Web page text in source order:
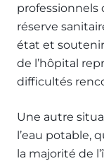
professionnels
réserve
état et soutenir
de l’hôpital
difficultés
Une autre
l’eau potable,
la majorité de